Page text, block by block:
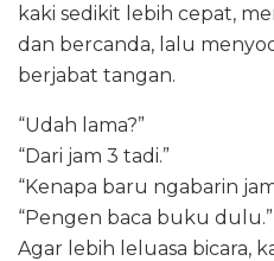
kaki sedikit lebih cepat,
dan bercanda, lalu
berjabat tangan.
“Udah lama?”
“Dari jam 3 tadi.”
“Kenapa baru ngabarin
“Pengen baca buku dulu.”
Agar lebih leluasa bicara,